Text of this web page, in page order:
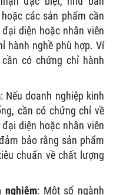
các sản phẩm cần
diện hoặc nhân viên
hành nghề phù hợp. Ví
có chứng chỉ hành
: Nếu doanh nghiệp kinh
cần có chứng chỉ về
diện hoặc nhân viên
bảo rằng sản phẩm
chuẩn về chất lượng
nghiệm: Một số ngành